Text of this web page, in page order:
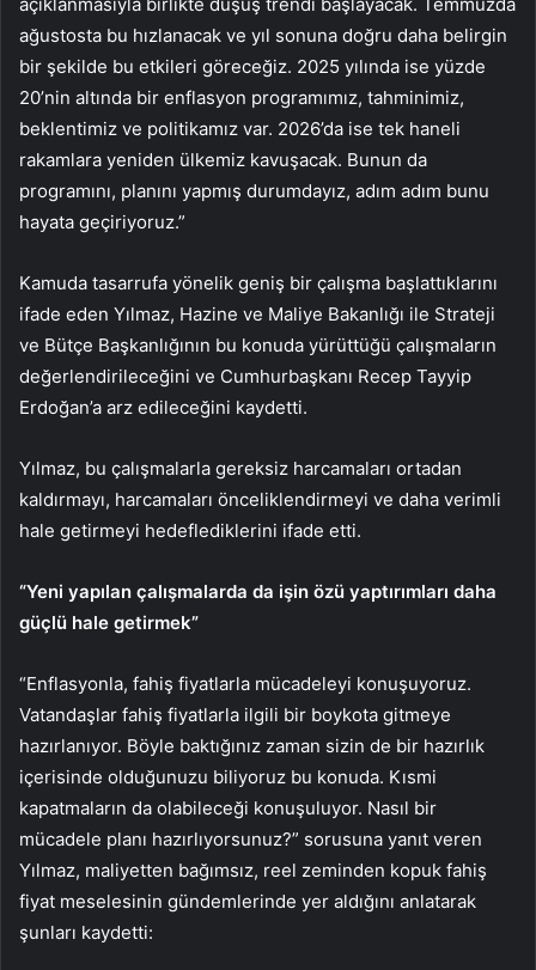
ağustosta bu hızlanacak ve yıl sonuna doğru daha belirgin
bir şekilde bu etkileri göreceğiz. 2025 yılında ise yüzde
20’nin altında bir enflasyon programımız, tahminimiz,
beklentimiz ve politikamız var. 2026’da ise tek haneli
rakamlara yeniden ülkemiz kavuşacak. Bunun da
programını, planını yapmış durumdayız, adım adım bunu
hayata geçiriyoruz.”
Kamuda tasarrufa yönelik geniş bir çalışma başlattıklarını
ifade eden Yılmaz, Hazine ve Maliye Bakanlığı ile Strateji
ve Bütçe Başkanlığının bu konuda yürüttüğü çalışmaların
değerlendirileceğini ve Cumhurbaşkanı Recep Tayyip
Erdoğan’a arz edileceğini kaydetti.
Yılmaz, bu çalışmalarla gereksiz harcamaları ortadan
kaldırmayı, harcamaları önceliklendirmeyi ve daha verimli
hale getirmeyi hedeflediklerini ifade etti.
“Yeni yapılan çalışmalarda da işin özü yaptırımları daha
güçlü hale getirmek”
“Enflasyonla, fahiş fiyatlarla mücadeleyi konuşuyoruz.
Vatandaşlar fahiş fiyatlarla ilgili bir boykota gitmeye
hazırlanıyor. Böyle baktığınız zaman sizin de bir hazırlık
içerisinde olduğunuzu biliyoruz bu konuda. Kısmi
kapatmaların da olabileceği konuşuluyor. Nasıl bir
mücadele planı hazırlıyorsunuz?” sorusuna yanıt veren
Yılmaz, maliyetten bağımsız, reel zeminden kopuk fahiş
fiyat meselesinin gündemlerinde yer aldığını anlatarak
şunları kaydetti: